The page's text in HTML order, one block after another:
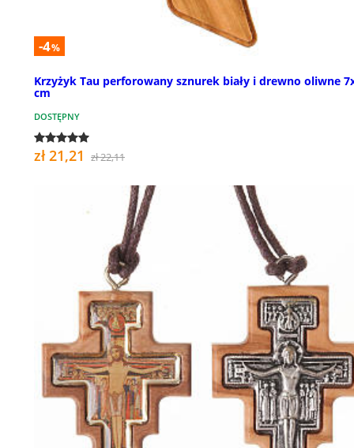
-4%
Krzyżyk Tau perforowany sznurek biały i drewno oliwne
cm
DOSTĘPNY
zł 21,21 zł 22,11